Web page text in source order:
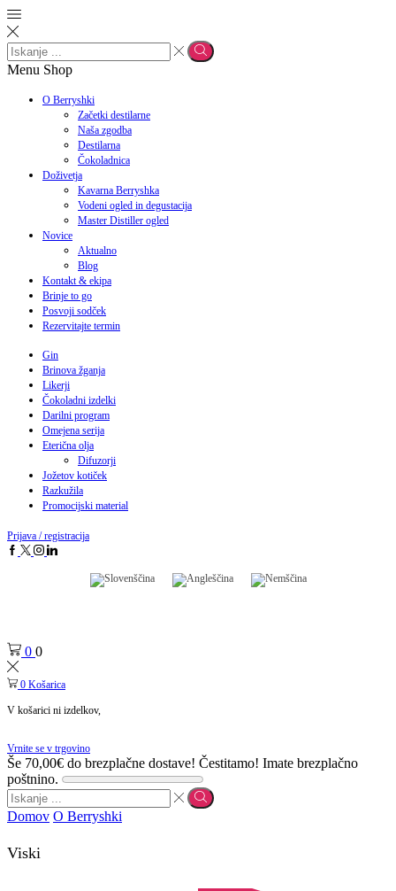
Menu Shop
O Berryshki
Začetki destilarne
Naša zgodba
Destilarna
Čokoladnica
Doživetja
Kavarna Berryshka
Vodeni ogled in degustacija
Master Distiller ogled
Novice
Aktualno
Blog
Kontakt & ekipa
Brinje to go
Posvoji sodček
Rezervitajte termin
Gin
Brinova žganja
Likerji
Čokoladni izdelki
Darilni program
Omejena serija
Eterična olja
Difuzorji
Jožetov kotiček
Razkužila
Promocijski material
Prijava / registracija
0 0
0 Košarica
V košarici ni izdelkov,
Vrnite se v trgovino
Še 70,00€ do brezplačne dostave! Čestitamo! Imate brezplačno
poštnino.
Domov O Berryshki
Viski